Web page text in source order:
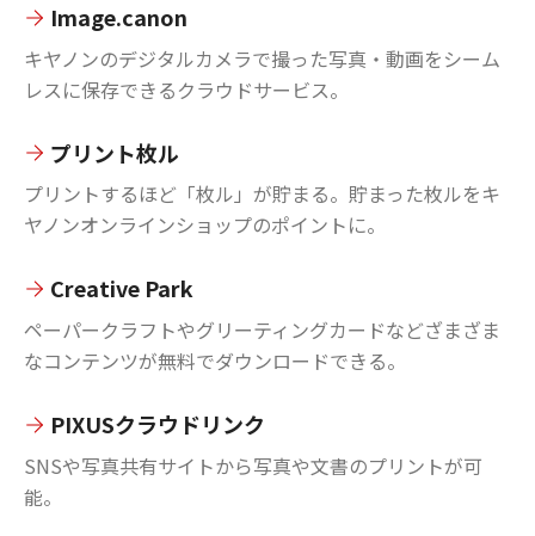
Image.canon
キヤノンのデジタルカメラで撮った写真・動画をシーム
レスに保存できるクラウドサービス。
プリント枚ル
プリントするほど「枚ル」が貯まる。貯まった枚ルをキ
ヤノンオンラインショップのポイントに。
Creative Park
ペーパークラフトやグリーティングカードなどざまざま
なコンテンツが無料でダウンロードできる。
PIXUSクラウドリンク
SNSや写真共有サイトから写真や文書のプリントが可
能。